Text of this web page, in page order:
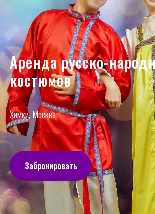
Аренда русско-
костюмов
Химки, Москва
Забронировать